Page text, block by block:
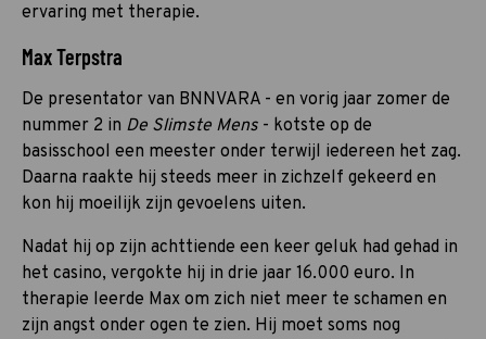
ervaring met therapie.
Max Terpstra
De presentator van BNNVARA - en vorig jaar zomer de
nummer 2 in De Slimste Mens - kotste op de
basisschool een meester onder terwijl iedereen het zag.
Daarna raakte hij steeds meer in zichzelf gekeerd en
kon hij moeilijk zijn gevoelens uiten.
Nadat hij op zijn achttiende een keer geluk had gehad in
het casino, vergokte hij in drie jaar 16.000 euro. In
therapie leerde Max om zich niet meer te schamen en
zijn angst onder ogen te zien. Hij moet soms nog